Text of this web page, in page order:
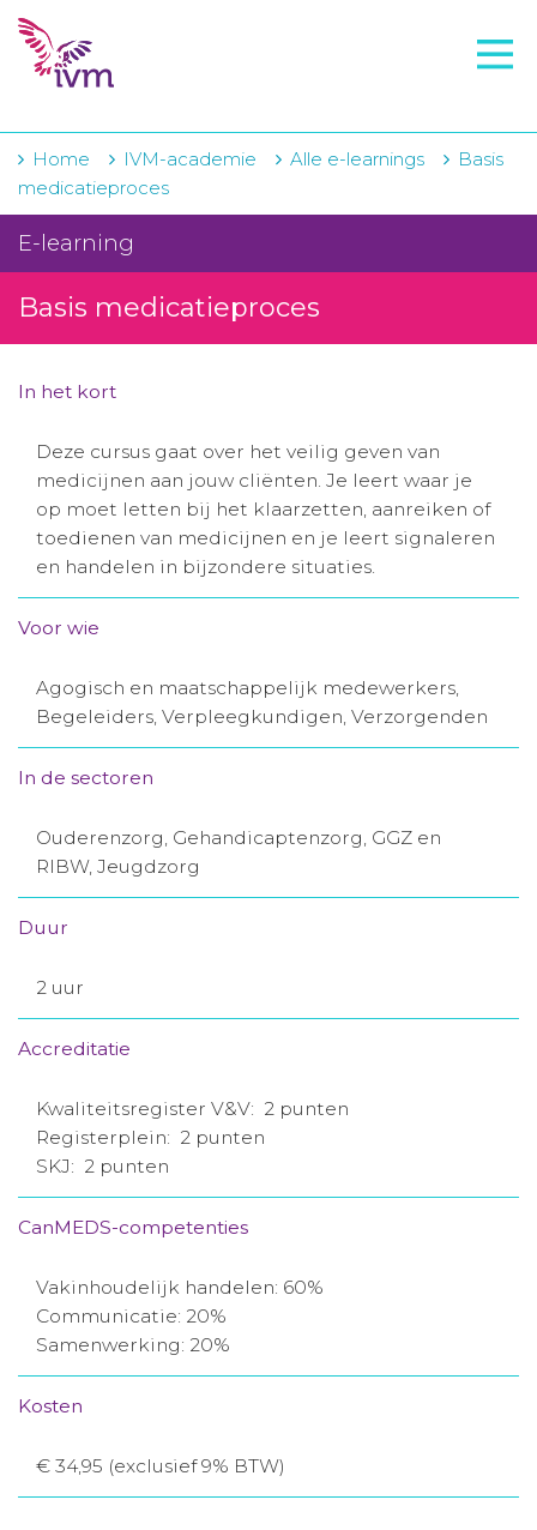
VMI
IVM-academie
Zorginstellingen
Voorschrijfgedrag
Projecten
Contact
Winkelwagentje
Aanmelden nieuwsbrief
Toegang leeromgeving
Home IVM-academie Alle e-learnings
Basis
medicatieproces
E-learning
Basis medicatieproces
In het kort
Deze cursus gaat over het veilig geven van
medicijnen aan jouw cliënten. Je leert waar je
op moet letten bij het klaarzetten, aanreiken of
toedienen van medicijnen en je leert signaleren
en handelen in bijzondere situaties.
Voor wie
Agogisch en maatschappelijk medewerkers,
Begeleiders, Verpleegkundigen, Verzorgenden
In de sectoren
Ouderenzorg, Gehandicaptenzorg, GGZ en
RIBW, Jeugdzorg
Duur
2 uur
Accreditatie
Kwaliteitsregister V&V: 2 punten
Registerplein: 2 punten
SKJ: 2 punten
CanMEDS-competenties
Vakinhoudelijk handelen: 60%
Communicatie: 20%
Samenwerking: 20%
Kosten
€ 34,95 (exclusief 9% BTW)